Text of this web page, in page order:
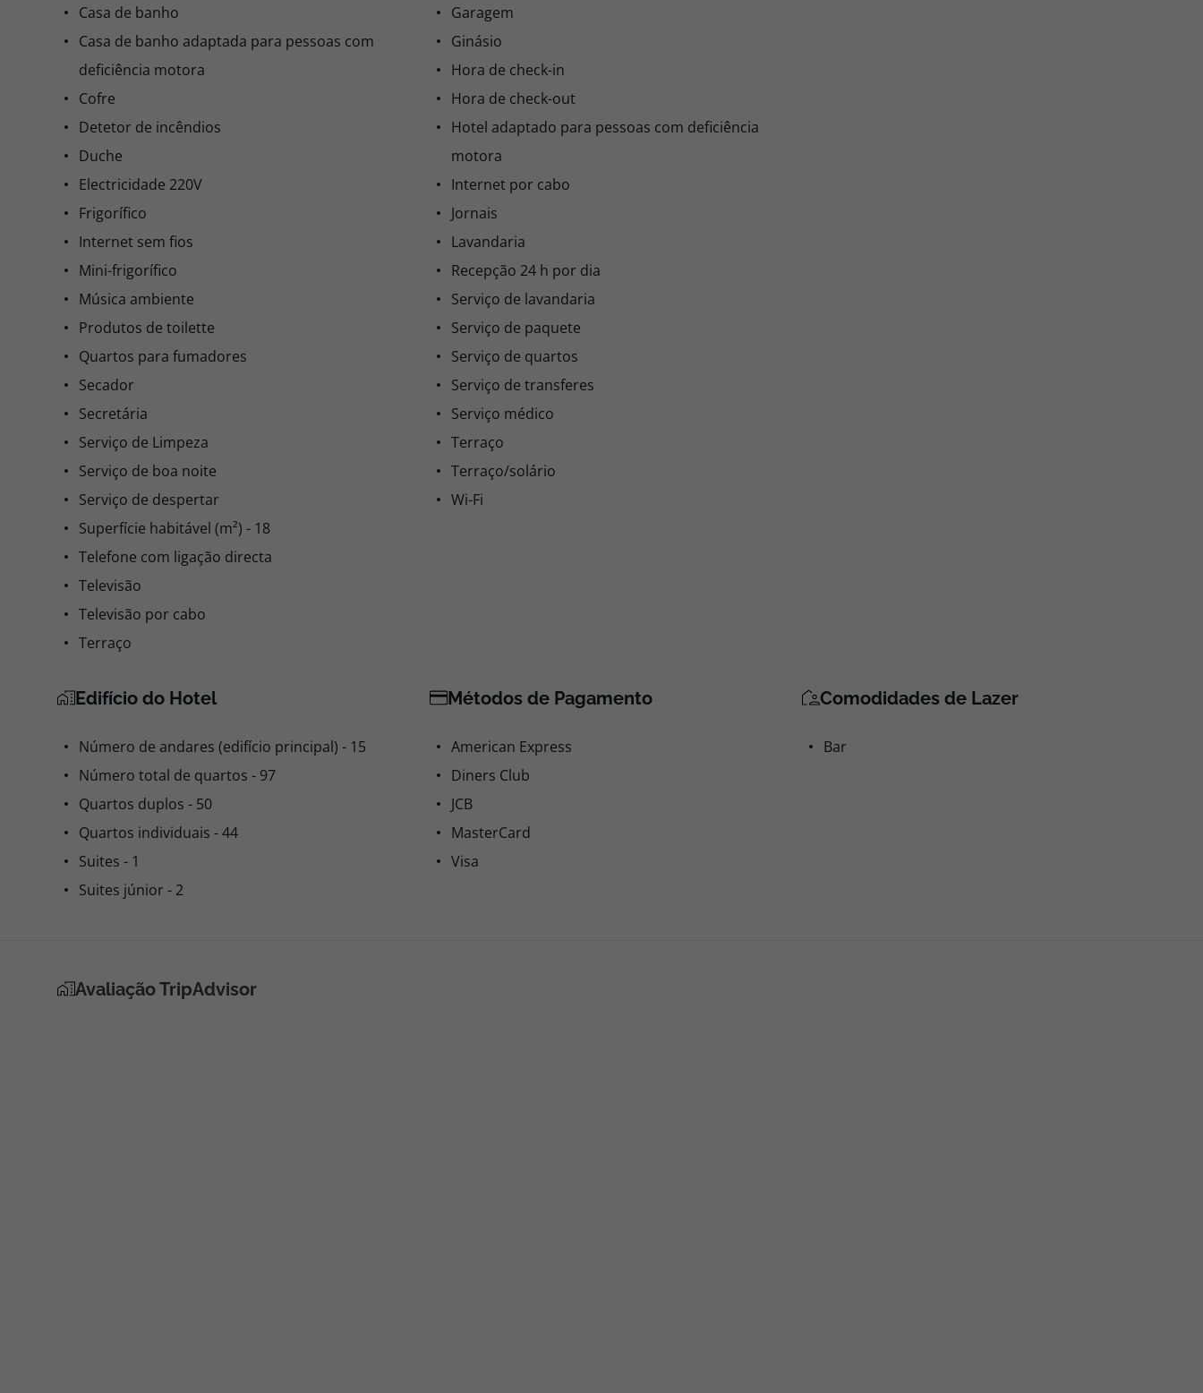
Casa de banho
Casa de banho adaptada para pessoas com
deficiência motora
Cofre
Detetor de incêndios
Duche
Electricidade 220V
Frigorífico
Internet sem fios
Mini-frigorífico
Música ambiente
Produtos de toilette
Quartos para fumadores
Secador
Secretária
Serviço de Limpeza
Serviço de boa noite
Serviço de despertar
Superfície habitável (m²) - 18
Telefone com ligação directa
Televisão
Televisão por cabo
Terraço
Garagem
Ginásio
Hora de check-in
Hora de check-out
Hotel adaptado para pessoas com deficiência
motora
Internet por cabo
Jornais
Lavandaria
Recepção 24 h por dia
Serviço de lavandaria
Serviço de paquete
Serviço de quartos
Serviço de transferes
Serviço médico
Terraço
Terraço/solário
Wi-Fi
Edifício do Hotel
Número de andares (edifício principal) - 15
Número total de quartos - 97
Quartos duplos - 50
Quartos individuais - 44
Suites - 1
Suites júnior - 2
Métodos de Pagamento
American Express
Diners Club
JCB
MasterCard
Visa
Comodidades de Lazer
Bar
Avaliação TripAdvisor